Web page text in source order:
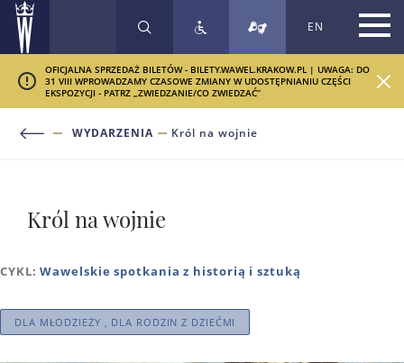
SZUKAJ EN
OFICJALNA SPRZEDAŻ BILETÓW - BILETY.WAWEL.KRAKOW.PL | UWAGA: DO
31 VIII WPROWADZAMY CZASOWE ZMIANY W UDOSTĘPNIANIU CZĘŚCI
EKSPOZYCJI - PATRZ „ZWIEDZANIE/CO ZWIEDZAĆ”
WYDARZENIA Król na wojnie
Król na wojnie
CYKL:Wawelskie spotkania z historią i sztuką
DLA MŁODZIEŻY , DLA RODZIN Z DZIEĆMI